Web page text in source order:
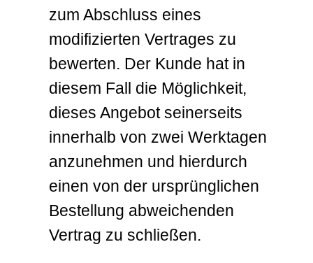
zum Abschluss eines
modifizierten Vertrages zu
bewerten. Der Kunde hat in
diesem Fall die Möglichkeit,
dieses Angebot seinerseits
innerhalb von zwei Werktagen
anzunehmen und hierdurch
einen von der ursprünglichen
Bestellung abweichenden
Vertrag zu schließen.